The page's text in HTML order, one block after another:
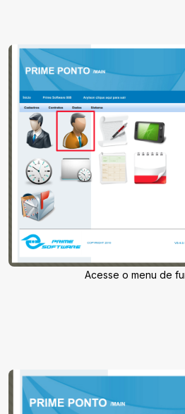
Acesse o menu de